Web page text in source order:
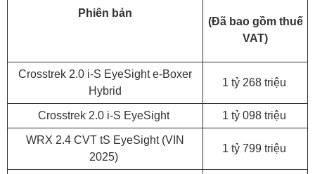
Phiên bản
(Đã bao gồm thuế
VAT)
Crosstrek 2.0 i-S EyeSight e-Boxer
Hybrid
1 tỷ 268 triệu
Crosstrek 2.0 i-S EyeSight 1 tỷ 098 triệu
WRX 2.4 CVT tS EyeSight (VIN
2025)
1 tỷ 799 triệu